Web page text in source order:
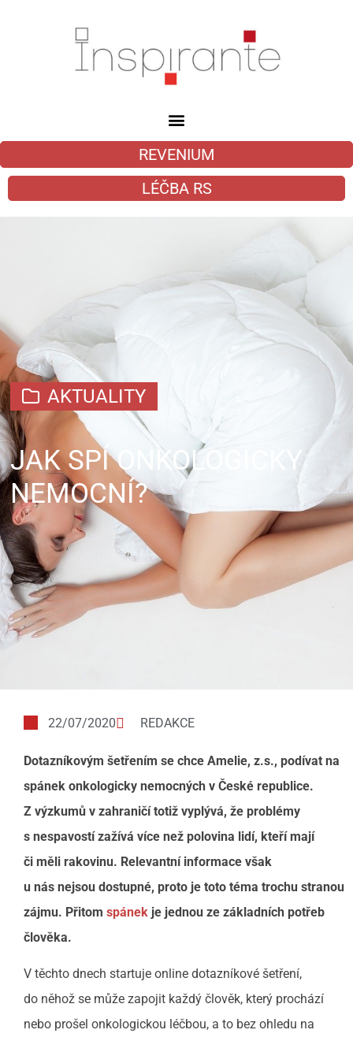
REVENIUM
LÉČBA RS
AKTUALITY
JAK SPÍ ONKOLOGICKY
NEMOCNÍ?
22/07/2020 REDAKCE
Dotazníkovým šetřením se chce Amelie, z.s., podívat na
spánek onkologicky nemocných v České republice.
Z výzkumů v zahraničí totiž vyplývá, že problémy
s nespavostí zažívá více než polovina lidí, kteří mají
či měli rakovinu. Relevantní informace však
u nás nejsou dostupné, proto je toto téma trochu stranou
zájmu. Přitom spánek je jednou ze základních potřeb
člověka.
V těchto dnech startuje online dotazníkové šetření,
do něhož se může zapojit každý člověk, který prochází
nebo prošel onkologickou léčbou, a to bez ohledu na